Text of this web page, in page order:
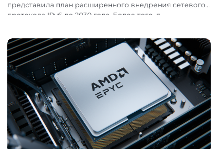
представила план расширенного внедрения сетевого
протокола IPv6 до 2030 года. Более того, п...